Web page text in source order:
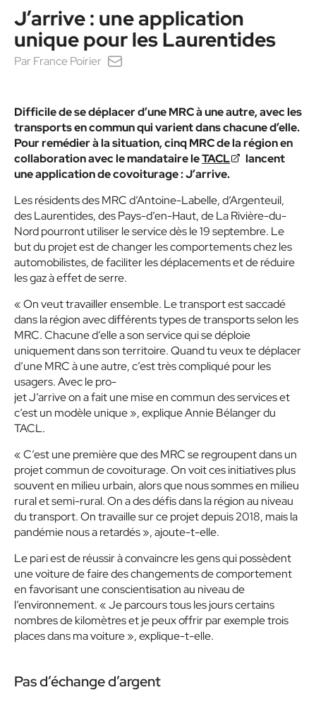
J’arrive : une application
unique pour les Laurentides
Par France Poirier
Difficile de se déplacer d’une MRC à une autre, avec les
transports en commun qui varient dans chacune d’elle.
Pourremédier à la situation, cinq MRC de la régionen
collaboration avec le mandataire leTACL
lancent
une application de covoiturage : J’arrive.
Les résidents des MRC d’Antoine-Labelle, d’Argenteuil,
des Laurentides, des Pays-d’en-Haut, de La Rivière-du-
Nord pourront utiliser le service dès le 19 septembre. Le
but du projet est de changer les comportements chez les
automobilistes, de faciliter les déplacements et de réduire
les gaz à effet de serre.
« On veut travailler ensemble. Le transport est saccadé
dans la région avec différents types de transports selon les
MRC. Chacune d’elle a son service qui se déploie
uniquement dans son territoire. Quand tu veux te déplacer
d’une MRC à une autre, c’est très compliqué pour les
usagers. Avec le pro-
jet J’arrive on a fait une mise en commun des services et
c’est un modèle unique », explique Annie Bélanger du
TACL.
« C’est une première que des MRC se regroupent dans un
projet commun de covoiturage. On voit ces initiatives plus
souvent en milieu urbain, alors que nous sommes en milieu
rural et semi-rural. On a des défis dans la région au niveau
du transport. On travaille sur ce projet depuis 2018, mais la
pandémie nous a retardés», ajoute-t-elle.
Le pari est de réussir à convaincre les gens qui possèdent
une voiture de faire des changements de comportement
en favorisant une conscientisation au niveau de
l’environnement. «Je parcours tous les jours certains
nombres de kilomètres et je peux offrir par exemple trois
places dans ma voiture », explique-t-elle.
Pas d’échange d’argent